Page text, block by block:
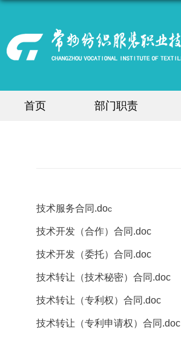
首页 部门职责
技术服务合同.doc
技术开发（合作）合同.doc
技术开发（委托）合同.doc
技术转让（技术秘密）合同.doc
技术转让（专利权）合同.doc
技术转让（专利申请权）合同.doc